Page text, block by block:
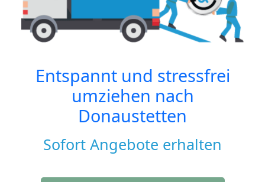
Entspannt und stressfrei
umziehen nach
Donaustetten
Sofort Angebote erhalten